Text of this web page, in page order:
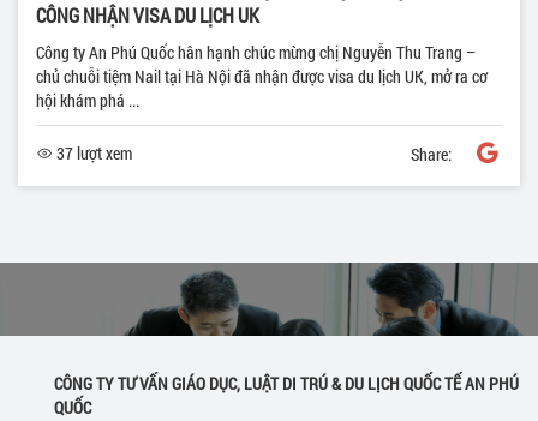
CÔNG NHẬN VISA DU LỊCH UK
Công ty An Phú Quốc hân hạnh chúc mừng chị Nguyễn Thu Trang –
chủ chuỗi tiệm Nail tại Hà Nội đã nhận được visa du lịch UK, mở ra cơ
hội khám phá ...
37 lượt xem Share:
CÔNG TY TƯ VẤN GIÁO DỤC, LUẬT DI TRÚ & DU LỊCH QUỐC TẾ AN PHÚ
QUỐC